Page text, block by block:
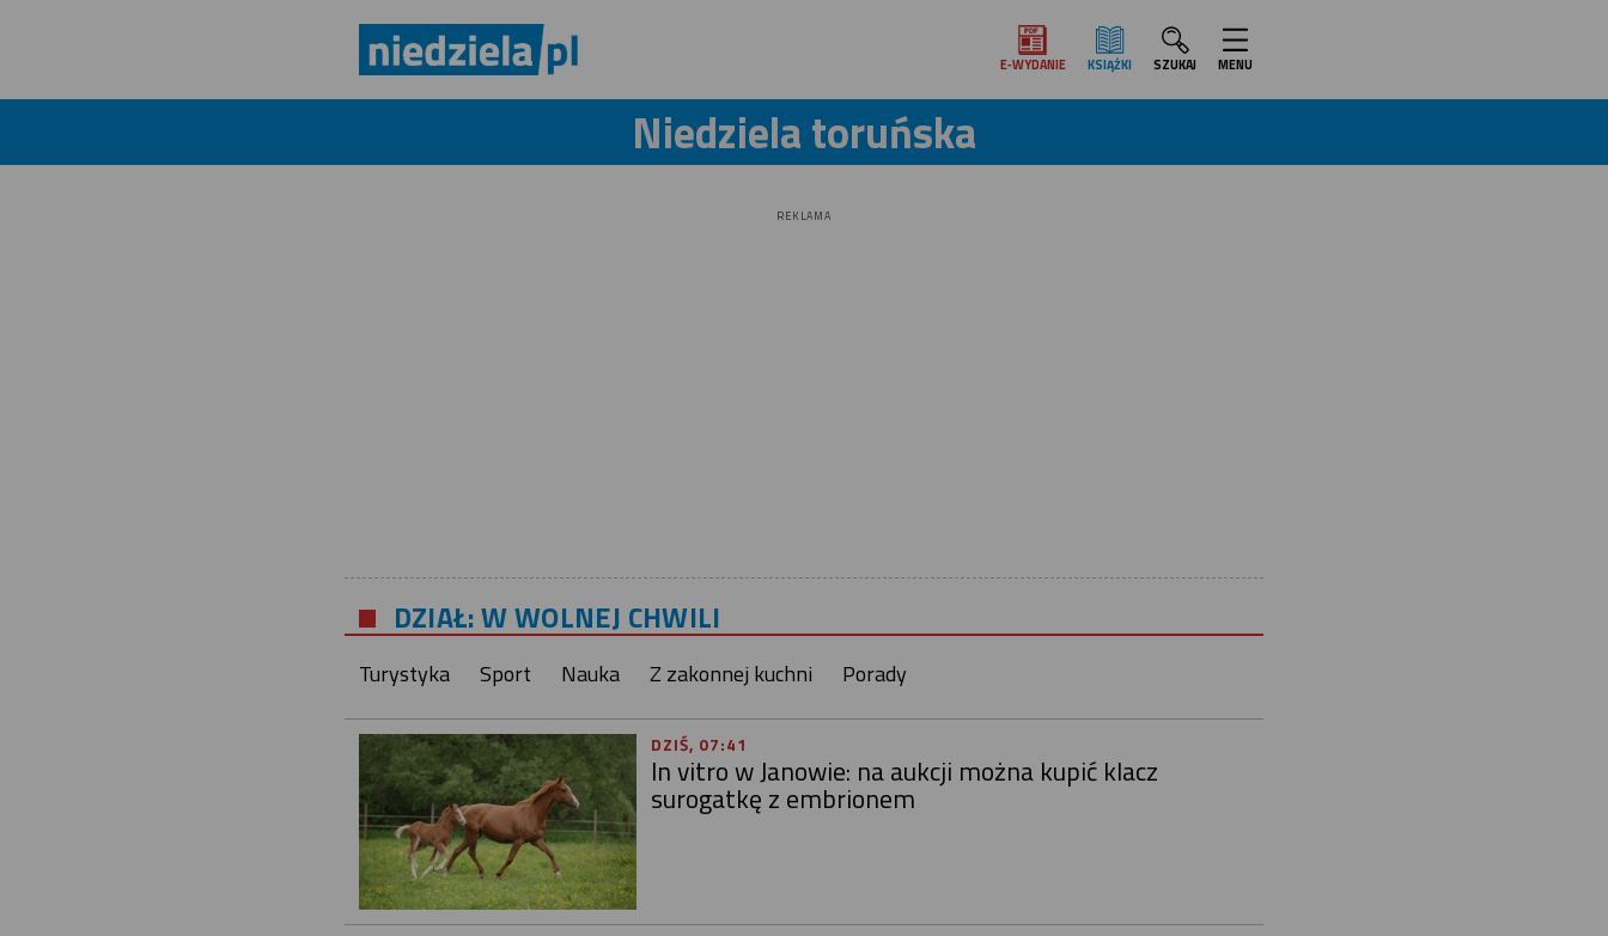
E‑WYDANIE KSIĄŻKI SZUKAJ MENU
Niedziela toruńska
REKLAMA
DZIAŁ: W WOLNEJ CHWILI
Turystyka Sport Nauka Z zakonnej kuchni Porady
DZIŚ, 07:41
In vitro w Janowie: na aukcji można kupić klacz
surogatkę z embrionem